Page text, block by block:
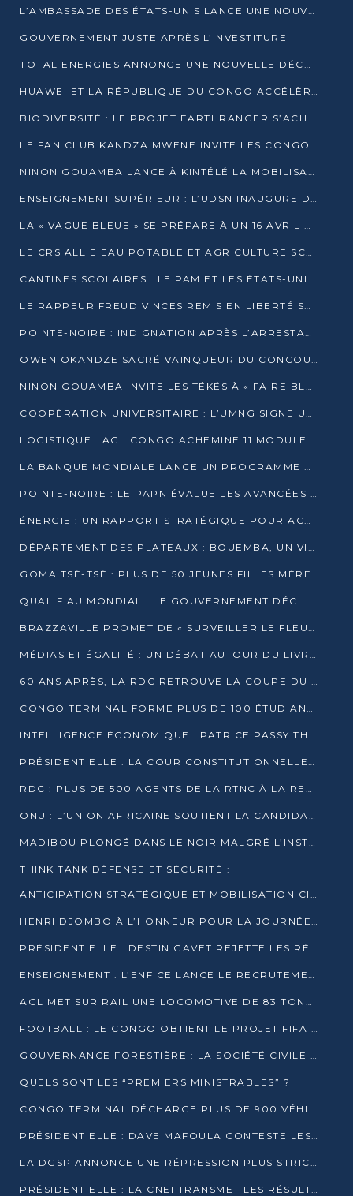
L’AMBASSADE DES ÉTATS-UNIS LANCE UNE NOUVELLE COHORTE DU PROGRAMME ACCESS MICRO-SCHOLARSHIP
GOUVERNEMENT JUSTE APRÈS L’INVESTITURE
TOTAL ENERGIES ANNONCE UNE NOUVELLE DÉCOUVERTE D’HYDROCARBURES SUR LE PERMIS MOHO AU LARGE DU CONGO
HUAWEI ET LA RÉPUBLIQUE DU CONGO ACCÉLÈRENT LEUR PARTENARIAT
BIODIVERSITÉ : LE PROJET EARTHRANGER S’ACHÈVE, MAIS LES DÉFIS DEMEURENT
LE FAN CLUB KANDZA MWENE INVITE LES CONGOLAIS À UNE FORTE AFFLUENCE AU STADE DE KINTÉLÉ
NINON GOUAMBA LANCE À KINTÉLÉ LA MOBILISATION POUR L’INVESTITURE DR DSN
ENSEIGNEMENT SUPÉRIEUR : L’UDSN INAUGURE DES LABORATOIRES POUR BOOSTER LA FORMATION PRATIQUE
LA « VAGUE BLEUE » SE PRÉPARE À UN 16 AVRIL HISTORIQUE
LE CRS ALLIE EAU POTABLE ET AGRICULTURE SCOLAIRE AU CŒUR DE LA TRANSFORMATION DES ÉCOLES RURALES
CANTINES SCOLAIRES : LE PAM ET LES ÉTATS-UNIS AU CONTACT DES ÉCOLIERS DE KINKALA
LE RAPPEUR FREUD VINCES REMIS EN LIBERTÉ SOUS PRESSION MÉDIATIQUE
POINTE-NOIRE : INDIGNATION APRÈS L’ARRESTATION DU RAPPEUR FREUD VINCES
OWEN OKANDZE SACRÉ VAINQUEUR DU CONCOURS SLAM POUR LA VIE
NINON GOUAMBA INVITE LES TÉKÉS À « FAIRE BLOC » POUR PESER DANS LE DÉBAT NATIONAL
COOPÉRATION UNIVERSITAIRE : L’UMNG SIGNE UN ACCORD STRATÉGIQUE AVEC L’UNIVERSITÉ HAINAN EN CHINE
LOGISTIQUE : AGL CONGO ACHEMINE 11 MODULES GÉANTS JUSQU’À BRAZZAVILLE
LA BANQUE MONDIALE LANCE UN PROGRAMME DE 394 MILLIONS DE DOLLARS POUR LE BASSIN DU CONGO
POINTE-NOIRE : LE PAPN ÉVALUE LES AVANCÉES DU MÔLE EST
ÉNERGIE : UN RAPPORT STRATÉGIQUE POUR ACCÉLÉRER LA TRANSITION AU CONGO
DÉPARTEMENT DES PLATEAUX : BOUEMBA, UN VIVIER ÉCONOMIQUE PRÊT À EXPLOSER
GOMA TSÉ-TSÉ : PLUS DE 50 JEUNES FILLES MÈRES SENSIBILISÉES À LA SANTÉ SEXUELLE
QUALIF AU MONDIAL : LE GOUVERNEMENT DÉCLARE LA JOURNÉE DU 1ER AVRIL 2026 CHÔMÉE ET PAYÉE
BRAZZAVILLE PROMET DE « SURVEILLER LE FLEUVE » APRÈS LA QUALIFICATION DE LA RDC AU MONDIAL
MÉDIAS ET ÉGALITÉ : UN DÉBAT AUTOUR DU LIVRE « CES FEMMES QUI REPRENNENT LE POUVOIR SUR LEUR VIE »
60 ANS APRÈS, LA RDC RETROUVE LA COUPE DU MONDE
CONGO TERMINAL FORME PLUS DE 100 ÉTUDIANTS AUX TECHNIQUES D’EMBAUCHE
INTELLIGENCE ÉCONOMIQUE : PATRICE PASSY THÉORISE UNE STRATÉGIE ADAPTÉE AUX CONTEXTES FRAGMENTÉS
PRÉSIDENTIELLE : LA COUR CONSTITUTIONNELLE CONFIRME LA VICTOIRE DE SASSOU NGUESSO AVEC 94,90 % DES SUFFRAGES
RDC : PLUS DE 500 AGENTS DE LA RTNC À LA RETRAITE, UNE PAGE SE TOURNE
ONU : L’UNION AFRICAINE SOUTIENT LA CANDIDATURE DE MACKY SALL
MADIBOU PLONGÉ DANS LE NOIR MALGRÉ L’INSTALLATION D’UN NOUVEAU TRANSFORMATEUR
THINK TANK DÉFENSE ET SÉCURITÉ :
ANTICIPATION STRATÉGIQUE ET MOBILISATION CITOYENNE POUR NOTRE SOUVERAINETÉ NATIONALE
HENRI DJOMBO À L’HONNEUR POUR LA JOURNÉE MONDIALE DU THÉÂTRE
PRÉSIDENTIELLE : DESTIN GAVET REJETTE LES RÉSULTATS ET APPELLE À UN DIALOGUE NATIONAL
ENSEIGNEMENT : L’ENFICE LANCE LE RECRUTEMENT DE SA PREMIÈRE PROMOTION DE PROFESSEURS DES ÉCOLES
AGL MET SUR RAIL UNE LOCOMOTIVE DE 83 TONNES À POINTE-NOIRE
FOOTBALL : LE CONGO OBTIENT LE PROJET FIFA ARENA POUR SES 15 DÉPARTEMENTS
GOUVERNANCE FORESTIÈRE : LA SOCIÉTÉ CIVILE CONGOLAISE AFFICHE SES PRIORITÉS POUR 2026
QUELS SONT LES “PREMIERS MINISTRABLES” ?
CONGO TERMINAL DÉCHARGE PLUS DE 900 VÉHICULES EN QUELQUES HEURES
PRÉSIDENTIELLE : DAVE MAFOULA CONTESTE LES RÉSULTATS PROVISOIRES
LA DGSP ANNONCE UNE RÉPRESSION PLUS STRICTE CONTRE LES MOTO-TAXIS
PRÉSIDENTIELLE : LA CNEI TRANSMET LES RÉSULTATS PROVISOIRES À LA COUR CONSTITUTIONNELLE